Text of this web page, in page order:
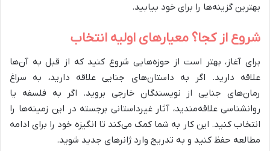
بهترین گزینه‌ها را برای خود بیابید.
شروع از کجا؟ معیارهای اولیه انتخاب
برای آغاز، بهتر است از حوزه‌هایی شروع کنید که از قبل به آن‌ها
علاقه دارید. اگر به داستان‌های جنایی علاقه دارید، به سراغ
رمان‌های جنایی از نویسندگان خارجی بروید. اگر به فلسفه یا
روانشناسی علاقه‌مندید، آثار غیرداستانی برجسته در این زمینه‌ها را
انتخاب کنید. این کار به شما کمک می‌کند تا انگیزه خود را برای ادامه
مطالعه حفظ کنید و به تدریج وارد ژانرهای جدید شوید.